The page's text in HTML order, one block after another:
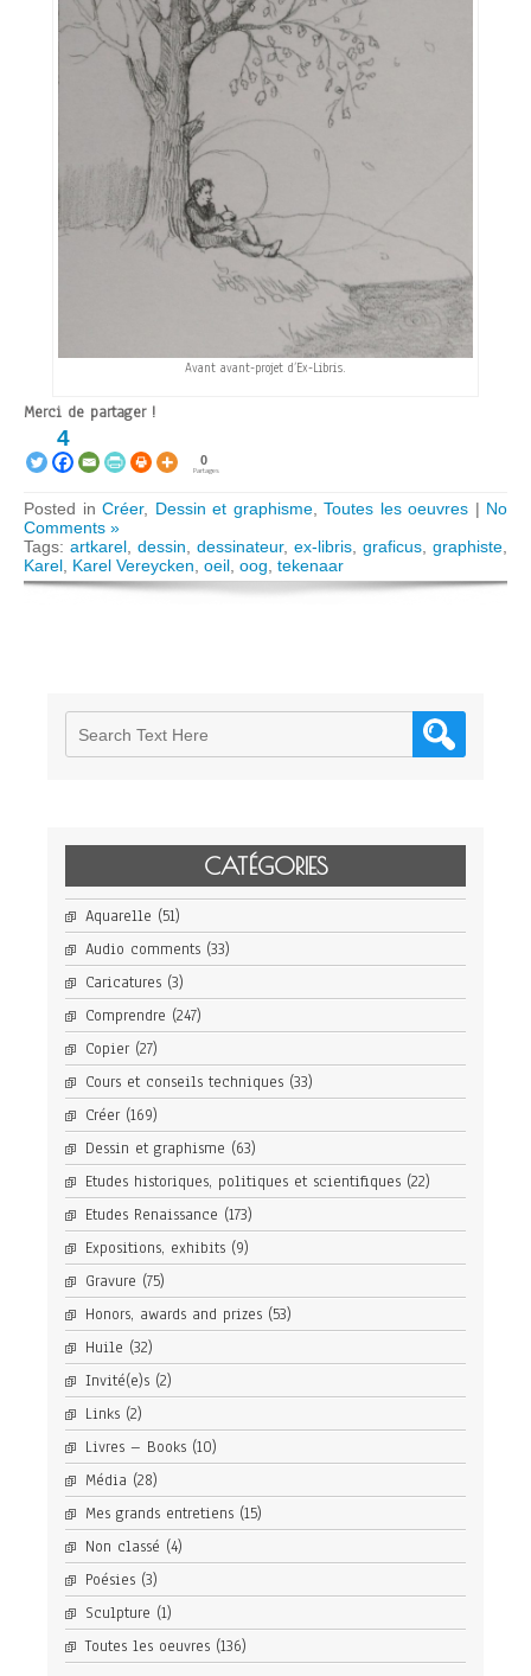
Avant avant-projet d’Ex-Libris.
Merci de partager !
4
0
Partages
Posted in Créer, Dessin et graphisme, Toutes les oeuvres | No
Comments »
Tags: artkarel, dessin, dessinateur, ex-libris, graficus, graphiste,
Karel, Karel Vereycken, oeil, oog, tekenaar
CATÉGORIES
Aquarelle (51)
Audio comments (33)
Caricatures (3)
Comprendre (247)
Copier (27)
Cours et conseils techniques (33)
Créer (169)
Dessin et graphisme (63)
Etudes historiques, politiques et scientifiques (22)
Etudes Renaissance (173)
Expositions, exhibits (9)
Gravure (75)
Honors, awards and prizes (53)
Huile (32)
Invité(e)s (2)
Links (2)
Livres – Books (10)
Média (28)
Mes grands entretiens (15)
Non classé (4)
Poésies (3)
Sculpture (1)
Toutes les oeuvres (136)